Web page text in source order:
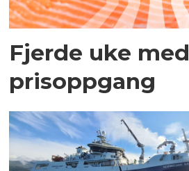
Fjerde uke med
prisoppgang